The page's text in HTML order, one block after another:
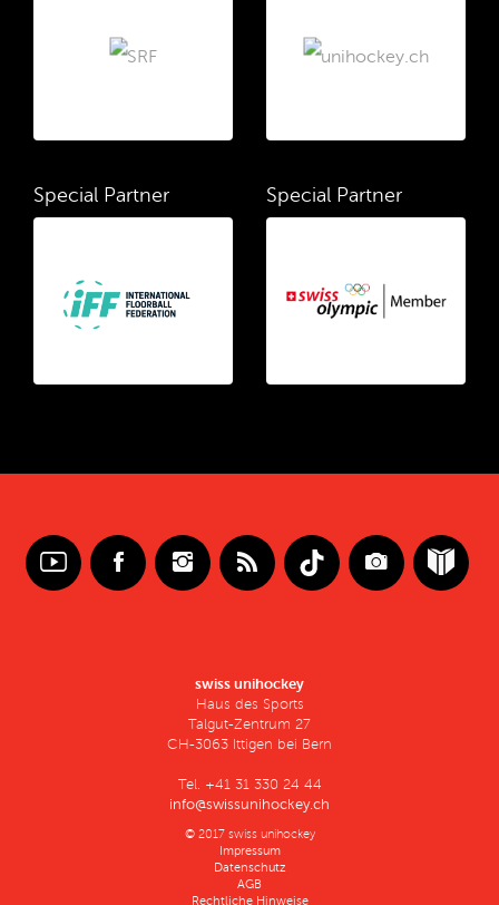
Special Partner Special Partner
swiss unihockey
Haus des Sports
Talgut-Zentrum 27
CH-3063 Ittigen bei Bern
Tel. +41 31 330 24 44
info@swissunihockey.ch
© 2017 swiss unihockey
Impressum
Datenschutz
AGB
Rechtliche Hinweise